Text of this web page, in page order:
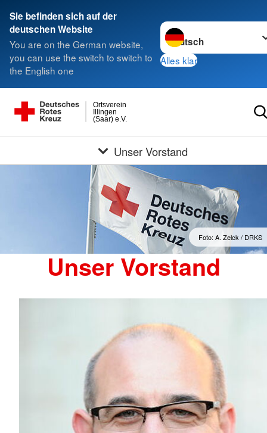
Sie befinden sich auf der
deutschen Website
You are on the German website,
you can use the switch to switch to
the English one
Sprache wechseln zu
Alles klar
(Saar) e.V.
Illingen
Ortsverein
Unser Vorstand
Foto: A. Zelck / DRKS
Unser Vorstand